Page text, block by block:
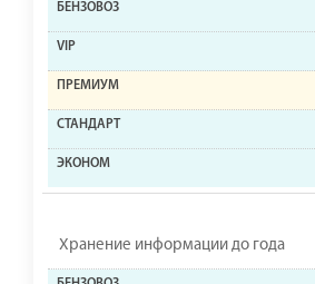
Хранение информации до года